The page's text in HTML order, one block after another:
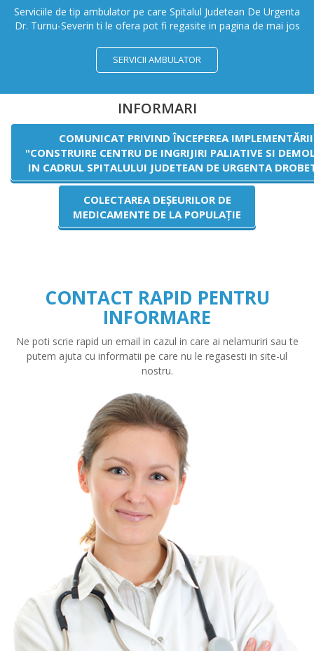
Serviciile de tip ambulator pe care Spitalul Judetean De Urgenta
Dr. Turnu-Severin ti le ofera pot fi regasite in pagina de mai jos
SERVICII AMBULATOR
INFORMARI
COMUNICAT PRIVIND ÎNCEPEREA
"CONSTRUIRE CENTRU DE INGRIJIRI PALIATIVE SI
IN CADRUL SPITALULUI JUDETEAN DE URGENTA
COLECTAREA DEȘEURILOR DE
MEDICAMENTE DE LA POPULAȚIE
CONTACT RAPID PENTRU
INFORMARE
Ne poti scrie rapid un email in cazul in care ai nelamuriri sau te
putem ajuta cu informatii pe care nu le regasesti in site-ul
nostru.